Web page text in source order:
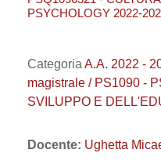
PSYCHOLOGY 2022-
Categoria A.A. 2022 -
magistrale / PS1090 -
SVILUPPO E
Docente: Ughetta